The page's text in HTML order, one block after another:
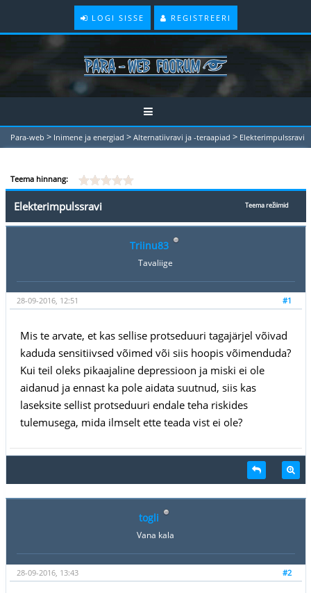
LOGI SISSE REGISTREERI
Para-web > Inimene ja energiad > Alternatiivravi ja -teraapiad > Elekterimpulssravi
Teema hinnang:
Teema režiimid
Elekterimpulssravi
Triinu83
Tavaliige
#1
28-09-2016, 12:51
Mis te arvate, et kas sellise protseduuri tagajärjel võivad
kaduda sensitiivsed võimed või siis hoopis võimenduda?
Kui teil oleks pikaajaline depressioon ja miski ei ole
aidanud ja ennast ka pole aidata suutnud, siis kas
laseksite sellist protseduuri endale teha riskides
tulemusega, mida ilmselt ette teada vist ei ole?
togli
Vana kala
#2
28-09-2016, 13:43